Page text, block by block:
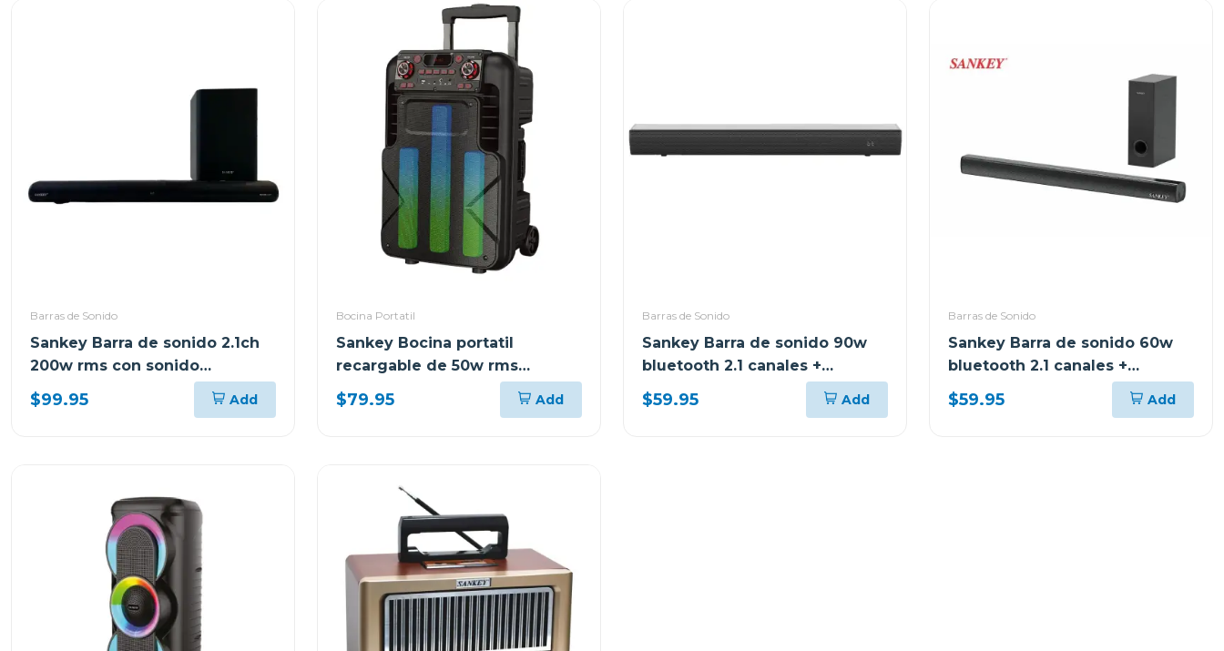
Barras de Sonido
Sankey Barra de sonido 2.1ch
200w rms con sonido
envolvente 3d hmt200
$99.95 Add
Bocina Portatil
Sankey Bocina portatil
recargable de 50w rms
bluetooth pa12dcm
$79.95 Add
Barras de Sonido
Sankey Barra de sonido 90w
bluetooth 2.1 canales +
subwoofer hmt83
$59.95 Add
Barras de Sonido
Sankey Barra de sonido 60w
bluetooth 2.1 canales +
subwoofer hmt66
$59.95 Add